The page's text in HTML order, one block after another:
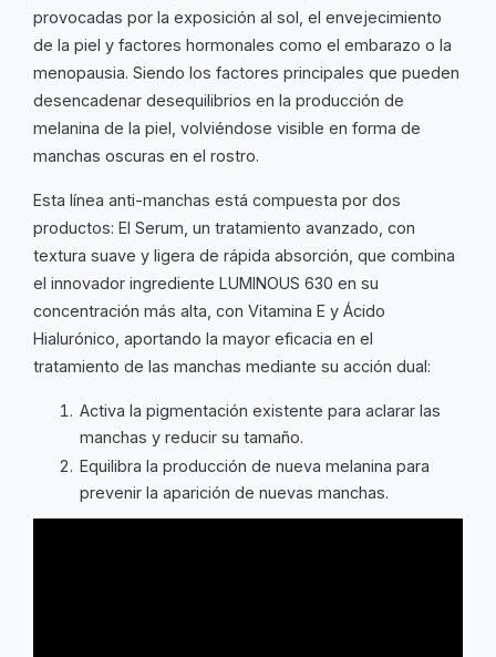
provocadas por la exposición al sol, el envejecimiento
de la piel y factores hormonales como el embarazo o la
menopausia. Siendo los factores principales que pueden
desencadenar desequilibrios en la producción de
melanina de la piel, volviéndose visible en forma de
manchas oscuras en el rostro.
Esta línea anti-manchas está compuesta por dos
productos: El Serum, un tratamiento avanzado, con
textura suave y ligera de rápida absorción, que combina
el innovador ingrediente LUMINOUS 630 en su
concentración más alta, con Vitamina E y Ácido
Hialurónico, aportando la mayor eficacia en el
tratamiento de las manchas mediante su acción dual:
Activa la pigmentación existente para aclarar las
manchas y reducir su tamaño.
Equilibra la producción de nueva melanina para
prevenir la aparición de nuevas manchas.